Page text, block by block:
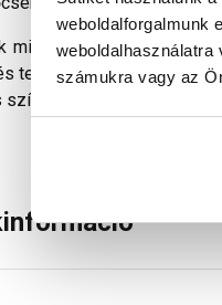
weboldalforgalmunk
weboldalhasználatra
számukra vagy az
minden technikailag
telefonok kijelzőin